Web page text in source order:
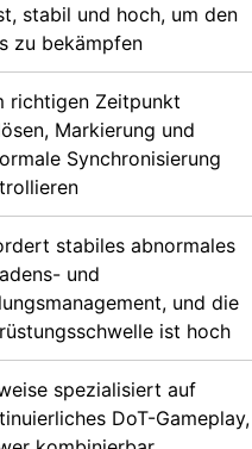
stabil und hoch, um den
zu bekämpfen
richtigen Zeitpunkt
Markierung und
Synchronisierung
stabiles abnormales
und
und die
ist hoch
spezialisiert auf
DoT-Gameplay,